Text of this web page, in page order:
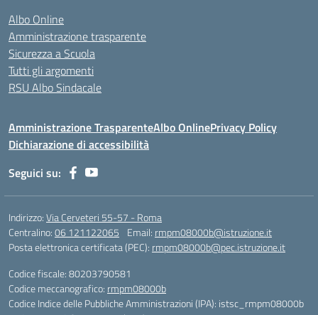
Albo Online
Amministrazione trasparente
Sicurezza a Scuola
Tutti gli argomenti
RSU Albo Sindacale
Amministrazione TrasparenteAlbo OnlinePrivacy Policy
Dichiarazione di accessibilità
Seguici su:
Indirizzo:Via Cerveteri 55-57 - Roma
Centralino:06 121122065 Email: rmpm08000b@istruzione.it
Posta elettronica certificata (PEC): rmpm08000b@pec.istruzione.it
Codice fiscale: 80203790581
Codice meccanografico: rmpm08000b
Codice Indice delle Pubbliche Amministrazioni (IPA): istsc_rmpm08000b